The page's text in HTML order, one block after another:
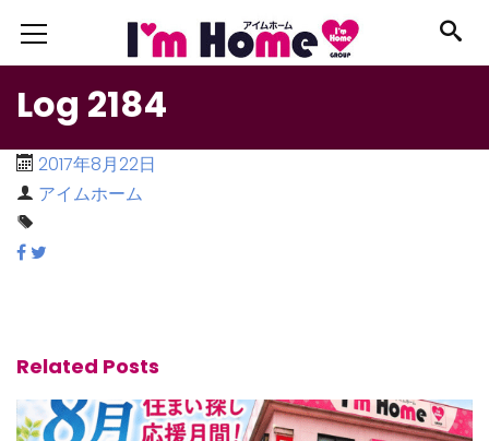
Log 2184
2017年8月22日
アイムホーム
Related Posts